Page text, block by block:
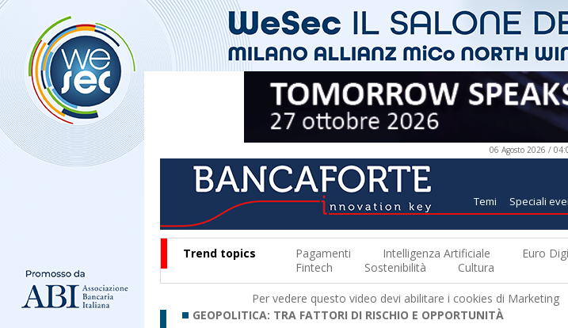
06 Agosto 2026 /
Temi Speciali
Trend topics Pagamenti Intelligenza Artificiale Euro
Fintech
Sostenibilità Cultura
Per vedere questo video devi abilitare i cookies di Marketing
GEOPOLITICA: TRA FATTORI DI RISCHIO E OPPORTUNITÀ